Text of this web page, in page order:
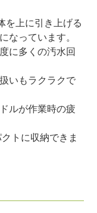
を上に引き上げる
なっています。
に多くの汚水回
いもラクラクで
ルが作業時の疲
トに収納できま